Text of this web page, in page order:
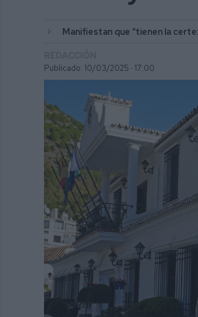
Manifiestan que “tienen la
Publicado: 10/03/2025 · 17:00